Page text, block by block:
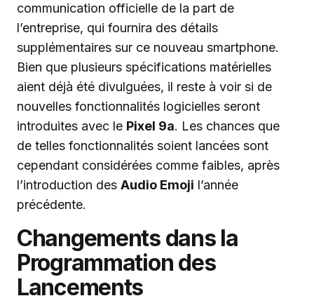
communication officielle de la part de
l’entreprise, qui fournira des détails
supplémentaires sur ce nouveau smartphone.
Bien que plusieurs spécifications matérielles
aient déjà été divulguées, il reste à voir si de
nouvelles fonctionnalités logicielles seront
introduites avec le Pixel 9a. Les chances que
de telles fonctionnalités soient lancées sont
cependant considérées comme faibles, après
l’introduction des Audio Emoji l’année
précédente.
Changements dans la
Programmation des
Lancements